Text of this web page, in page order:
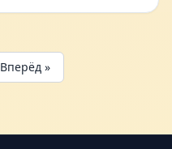
Вперёд »